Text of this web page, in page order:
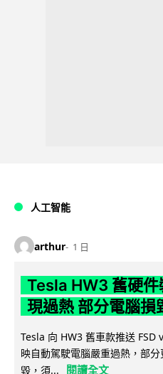
人工智能
arthur 1 日
Tesla HW3 舊硬
現過熱 部分電腦損
Tesla 向 HW3 舊車款推送 FSD
映自動駕駛電腦嚴重過熱，部
毀，須...
閱讀全文